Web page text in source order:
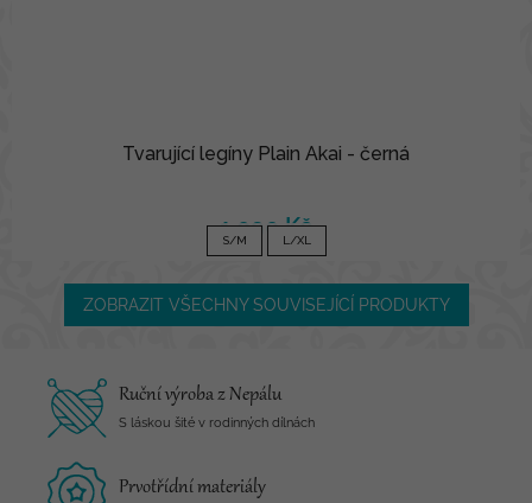
Tvarující legíny Plain Akai - černá
1 090 Kč
S/M L/XL
ZOBRAZIT VŠECHNY SOUVISEJÍCÍ PRODUKTY
Ruční výroba z Nepálu
S láskou šité v rodinných dílnách
Prvotřídní materiály